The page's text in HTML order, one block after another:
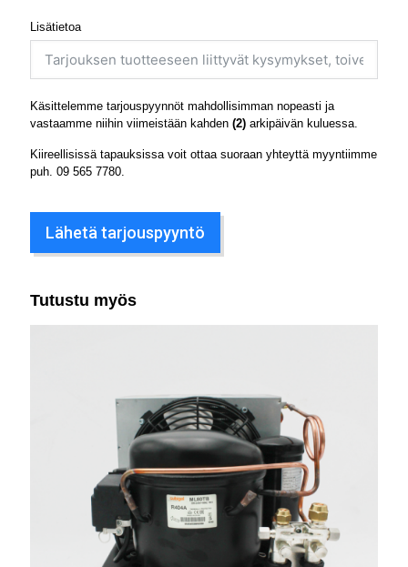
Lisätietoa
Käsittelemme tarjouspyynnöt mahdollisimman nopeasti ja
vastaamme niihin viimeistään kahden (2) arkipäivän kuluessa.
Kiireellisissä tapauksissa voit ottaa suoraan yhteyttä myyntiimme
puh. 09 565 7780
Lähetä tarjouspyyntö
Tutustu myös